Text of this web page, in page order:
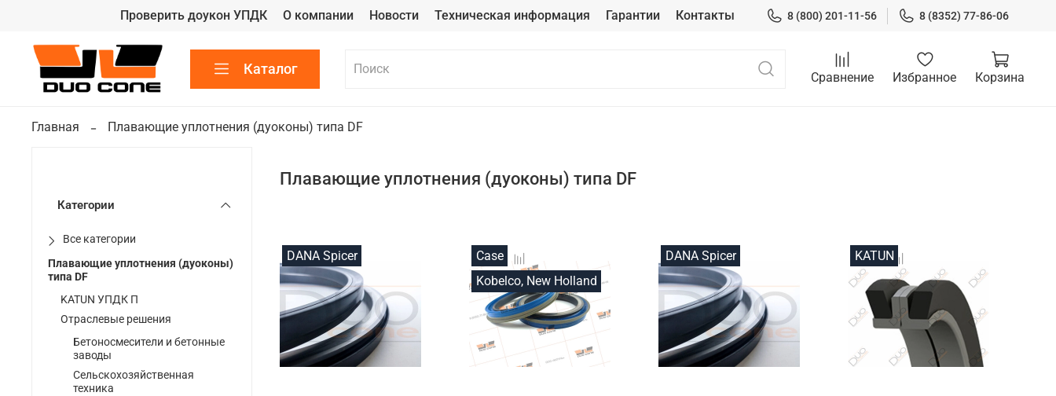
Проверить доукон УПДК О компании Новости Техническая информация Гарантии Контакты 8 (800) 201-11-56 8 (8352) 77-86-06
Каталог
Сравнение Избранное Корзина
Главная Плавающие уплотнения (дуоконы) типа DF
Плавающие уплотнения (дуоконы) типа DF
DANA Spicer
Case
Kobelco, New Holland
DANA Spicer KATUN
Категории
Все категории
Плавающие уплотнения (дуоконы)
типа DF
KATUN УПДК П
Отраслевые решения
Бетоносмесители и бетонные
заводы
Сельскохозяйственная
техника